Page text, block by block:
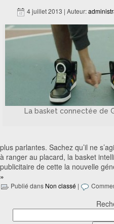
4 juillet 2013 | Auteur:
La basket connectée de
plus parlantes. Sachez qu’il ne
à ranger au placard, la basket
publicitaire de cette la nouvelle
»
Publié dans Non classé |